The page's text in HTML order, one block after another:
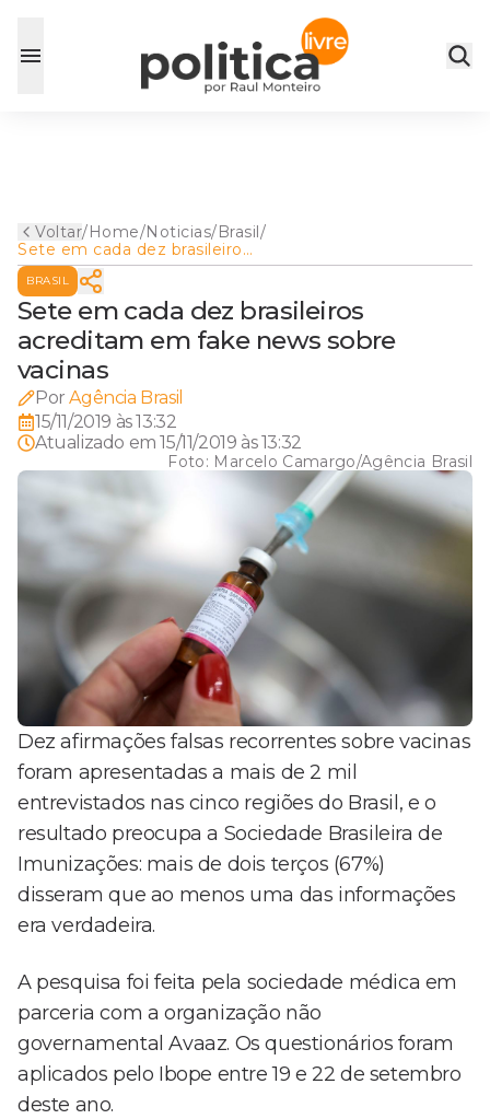
Voltar/Home/Noticias/Brasil/
Sete em cada dez brasileiros
acreditam em fake news
sobre vacinas
BRASIL
Sete em cada dez brasileiros
acreditam em fake news sobre
vacinas
Por Agência Brasil
15/11/2019 às 13:32
Atualizado em15/11/2019 às 13:32
Foto: Marcelo Camargo/Agência Brasil
Dez afirmações falsas recorrentes sobre vacinas
foram apresentadas a mais de 2 mil
entrevistados nas cinco regiões do Brasil, e o
resultado preocupa a Sociedade Brasileira de
Imunizações: mais de dois terços (67%)
disseram que ao menos uma das informações
era verdadeira.
A pesquisa foi feita pela sociedade médica em
parceria com a organização não
governamental Avaaz. Os questionários foram
aplicados pelo Ibope entre 19 e 22 de setembro
deste ano.